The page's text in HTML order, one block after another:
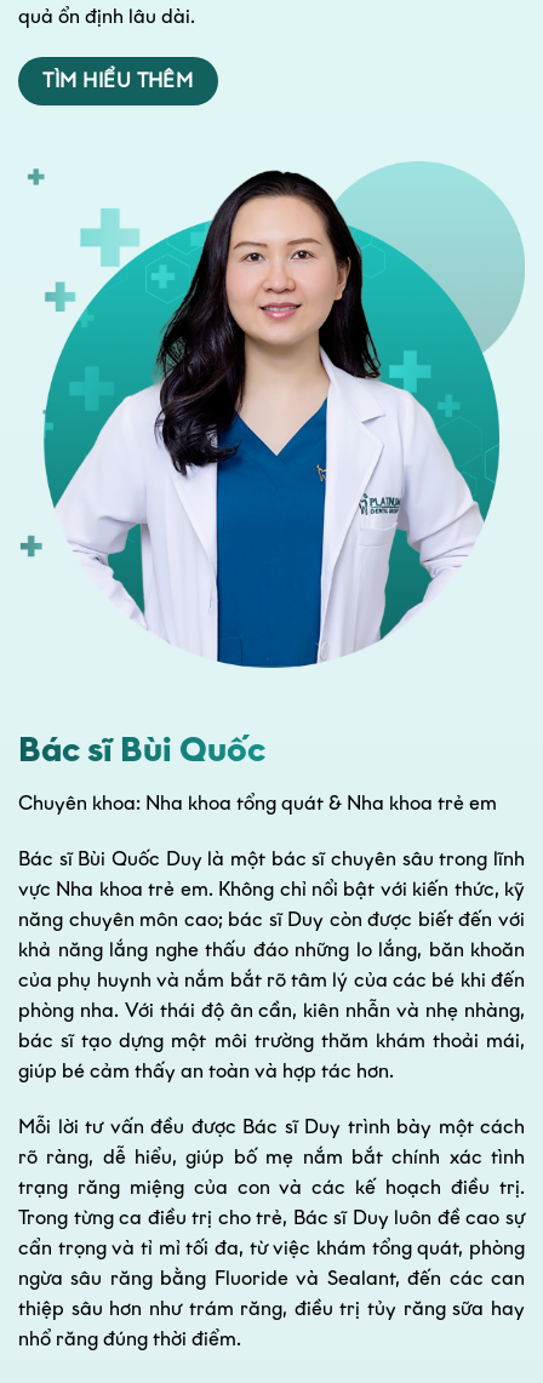
quả ổn định lâu dài.
TÌM HIỂU THÊM
Bác sĩ Bùi Quốc
Chuyên khoa: Nha khoa tổng quát & Nha khoa trẻ em
Bác sĩ Bùi Quốc Duy là một bác sĩ chuyên sâu trong lĩnh
vực Nha khoa trẻ em. Không chỉ nổi bật với kiến thức, kỹ
năng chuyên môn cao; bác sĩ Duy còn được biết đến với
khả năng lắng nghe thấu đáo những lo lắng, băn khoăn
của phụ huynh và nắm bắt rõ tâm lý của các bé khi đến
phòng nha. Với thái độ ân cần, kiên nhẫn và nhẹ nhàng,
bác sĩ tạo dựng một môi trường thăm khám thoải mái,
giúp bé cảm thấy an toàn và hợp tác hơn.
Mỗi lời tư vấn đều được Bác sĩ Duy trình bày một cách
rõ ràng, dễ hiểu, giúp bố mẹ nắm bắt chính xác tình
trạng răng miệng của con và các kế hoạch điều trị.
Trong từng ca điều trị cho trẻ, Bác sĩ Duy luôn đề cao sự
cẩn trọng và tỉ mỉ tối đa, từ việc khám tổng quát, phòng
ngừa sâu răng bằng Fluoride và Sealant, đến các can
thiệp sâu hơn như trám răng, điều trị tủy răng sữa hay
nhổ răng đúng thời điểm.